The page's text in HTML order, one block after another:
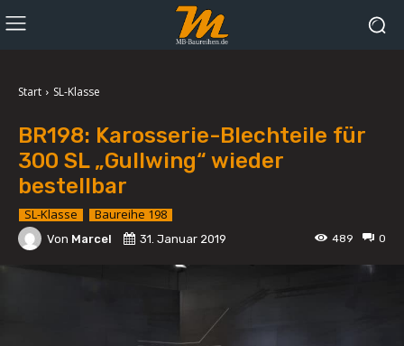
Start SL-Klasse
BR198: Karosserie-Blechteile für
300 SL „Gullwing“ wieder
bestellbar
SL-Klasse Baureihe 198
Von Marcel 0
31. Januar 2019 489